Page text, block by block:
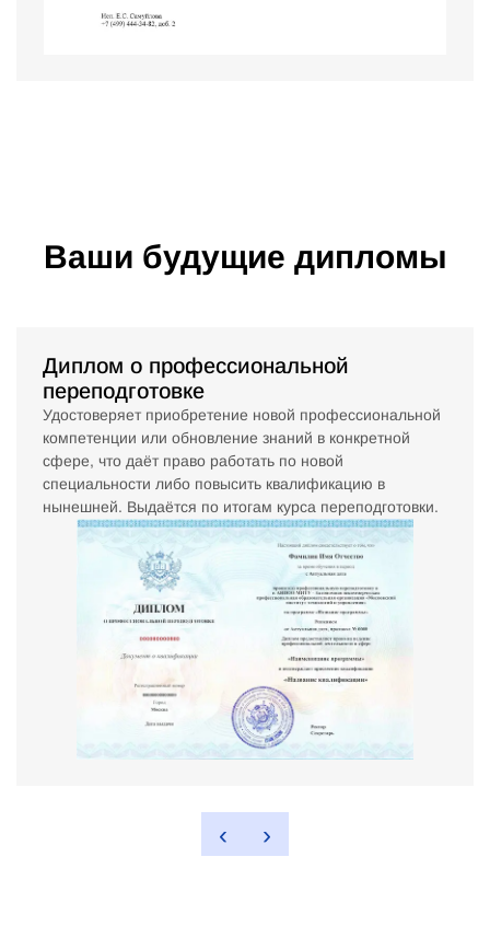
Ваши будущие дипломы
Диплом о профессиональной
переподготовке
Удостоверяет приобретение новой профессиональной
компетенции или обновление знаний в конкретной
сфере, что даёт право работать по новой
специальности либо повысить квалификацию в
нынешней. Выдаётся по итогам курса переподготовки.
‹ ›